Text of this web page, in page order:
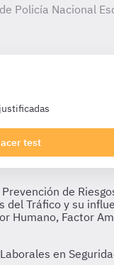
Policía Nacional
test